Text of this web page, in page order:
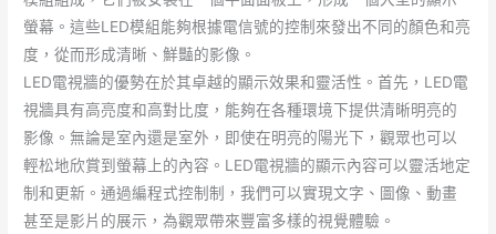
螢幕。這些LED模組能夠根據電信號的控制來發出不同的顏色和亮
度，從而形成清晰、鮮豔的影像。
LED電視牆的優勢在於其卓越的顯示效果和靈活性。首先，LED電
視牆具有高亮度和高對比度，能夠在各種環境下提供清晰明亮的
影像。無論是室內還是室外，即使在明亮的陽光下，觀眾也可以
輕松地欣賞到螢幕上的內容。LED電視牆的顯示內容可以靈活地定
制和更新。通過編程式控制制，我們可以實現文字、圖像、動畫
甚至是影片的展示，為觀眾帶來豐富多樣的視覺體驗。